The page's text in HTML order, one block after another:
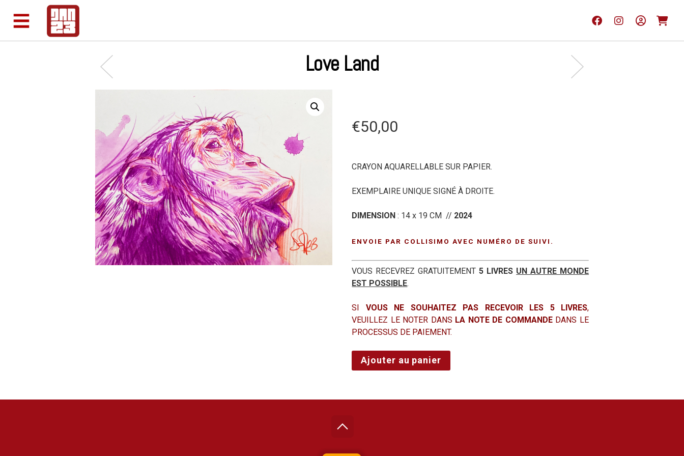
Love Land
€50,00
CRAYON AQUARELLABLE SUR PAPIER.
EXEMPLAIRE UNIQUE SIGNÉ À DROITE.
DIMENSION : 14 x 19 CM // 2024
ENVOIE PAR COLLISIMO AVEC NUMÉRO DE SUIVI.
VOUS RECEVREZ GRATUITEMENT5 LIVRES UN AUTRE MONDE
EST POSSIBLE.
SI VOUS NE SOUHAITEZ PAS RECEVOIR LES 5 LIVRES,
VEUILLEZ LE NOTER DANS LA NOTE DE COMMANDEDANS LE
PROCESSUS DE PAIEMENT.
quantité
de
Ajouter au panier